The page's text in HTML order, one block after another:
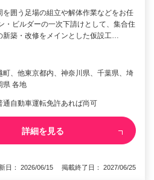
を囲う足場の組立や解体作業などをお任
・ビルダーの一次下請けとして、集合住
新築・改修をメインとした仮設工…
町、他東京都内、神奈川県、千葉県、埼
県 各地
通自動車運転免許あれば尚可
詳細を見る
日： 2026/06/15 掲載終了日： 2027/06/25